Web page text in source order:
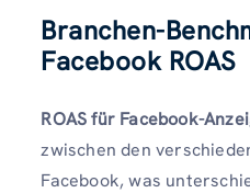
Branchen-
Facebook ROAS
ROAS für Facebook-
zwischen den
Facebook, was